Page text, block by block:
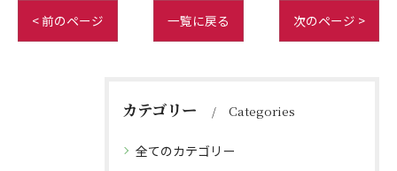
< 前のページ 一覧に戻る 次のページ >
カテゴリー Categories
全てのカテゴリー